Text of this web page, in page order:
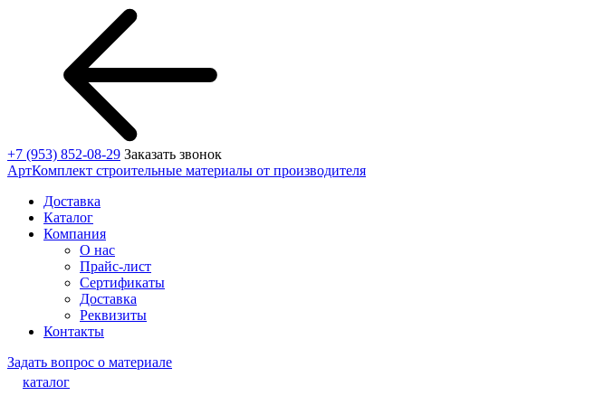
+7 (953) 852-08-29 Заказать звонок
АртКомплект строительные материалы от производителя
Доставка
Каталог
Компания
О нас
Прайс-лист
Сертификаты
Доставка
Реквизиты
Контакты
Задать вопрос о материале
каталог